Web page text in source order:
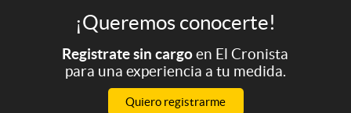
¡Queremos conocerte!
Registrate sin cargoen El Cronista
para una experiencia a tu medida.
Quiero registrarme